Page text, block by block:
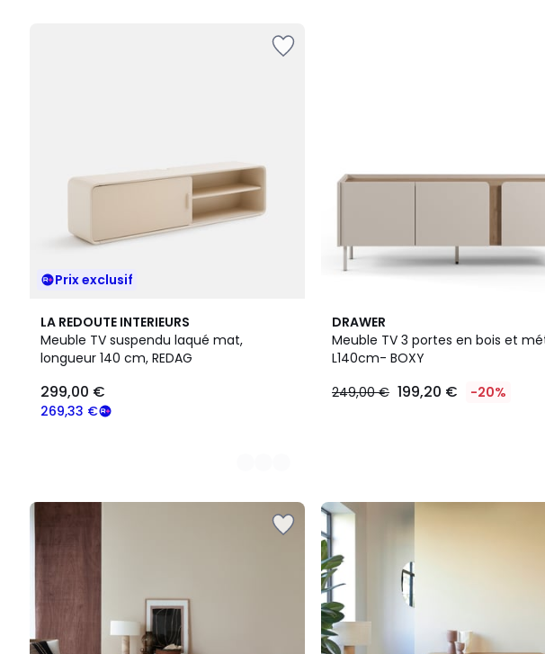
Prix exclusif
LA REDOUTE INTERIEURS
Meuble TV suspendu laqué mat,
longueur 140 cm, REDAG
269,33 €
299,00 €
2
Couleurs
DRAWER
Meuble TV 3 portes en bois et
L140cm- BOXY
249,00 € 199,20 € -20%